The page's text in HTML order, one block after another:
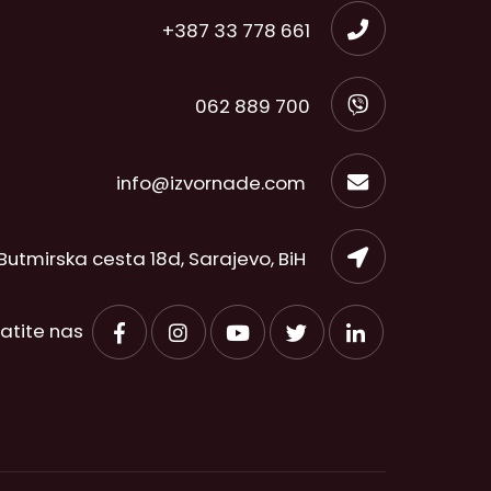
+387 33 778 661
062 889 700
info@izvornade.com
cesta 18d, Sarajevo, BiH
nas